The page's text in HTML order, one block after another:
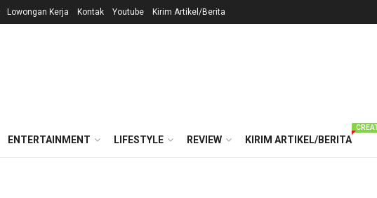
Lowongan Kerja Kontak Youtube Kirim Artikel/Berita
ENTERTAINMENT LIFESTYLE REVIEW KIRIM ARTIKEL/BERITA